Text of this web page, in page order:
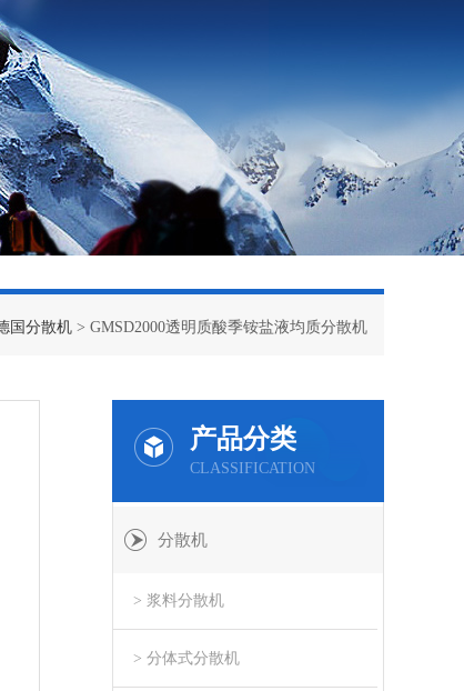
国分散机 > GMSD2000透明质酸季铵盐液均质分散机
产品分类
CLASSIFICATION
分散机
> 浆料分散机
> 分体式分散机